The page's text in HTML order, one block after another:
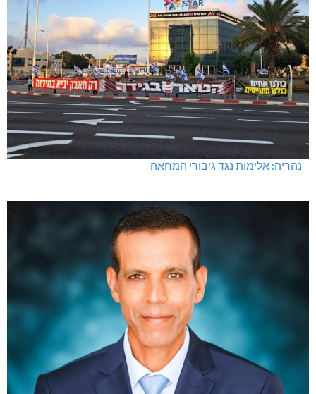
נהריה: אלימות נגד גיבורי המחאה